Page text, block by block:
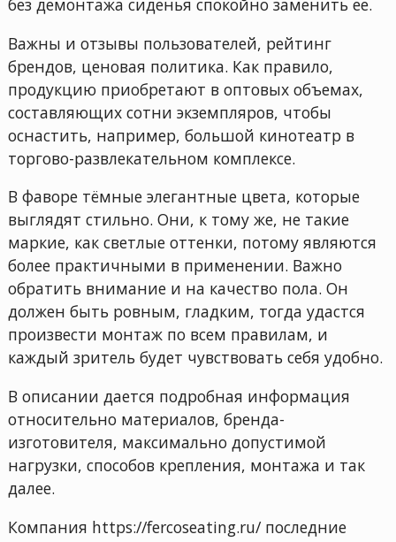
без демонтажа сиденья спокойно заменить ее.
Важны и отзывы пользователей, рейтинг
брендов, ценовая политика. Как правило,
продукцию приобретают в оптовых объемах,
составляющих сотни экземпляров, чтобы
оснастить, например, большой кинотеатр в
торгово-развлекательном комплексе.
В фаворе тёмные элегантные цвета, которые
выглядят стильно. Они, к тому же, не такие
маркие, как светлые оттенки, потому являются
более практичными в применении. Важно
обратить внимание и на качество пола. Он
должен быть ровным, гладким, тогда удастся
произвести монтаж по всем правилам, и
каждый зритель будет чувствовать себя удобно.
В описании дается подробная информация
относительно материалов, бренда-
изготовителя, максимально допустимой
нагрузки, способов крепления, монтажа и так
далее.
Компания https://fercoseating.ru/ последние